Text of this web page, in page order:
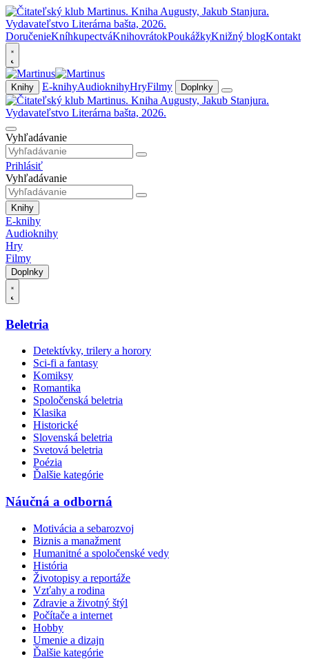
DoručenieKníhkupectváKnihovrátokPoukážkyKnižný blogKontakt
Knihy E-knihyAudioknihyHryFilmy Doplnky
Vyhľadávanie
Prihlásiť
Vyhľadávanie
Knihy
E-knihy
Audioknihy
Hry
Filmy
Doplnky
Beletria
Detektívky, trilery a horory
Sci-fi a fantasy
Komiksy
Romantika
Spoločenská beletria
Klasika
Historické
Slovenská beletria
Svetová beletria
Poézia
Ďalšie kategórie
Náučná a odborná
Motivácia a sebarozvoj
Biznis a manažment
Humanitné a spoločenské vedy
História
Životopisy a reportáže
Vzťahy a rodina
Zdravie a životný štýl
Počítače a internet
Hobby
Umenie a dizajn
Ďalšie kategórie